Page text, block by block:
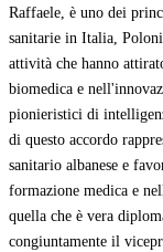
Raffaele, è uno dei
sanitarie in Italia,
attività che hanno
biomedica e
pionieristici di
di questo accordo
sanitario albanese e
formazione medica e
quella che è vera
congiuntamente il